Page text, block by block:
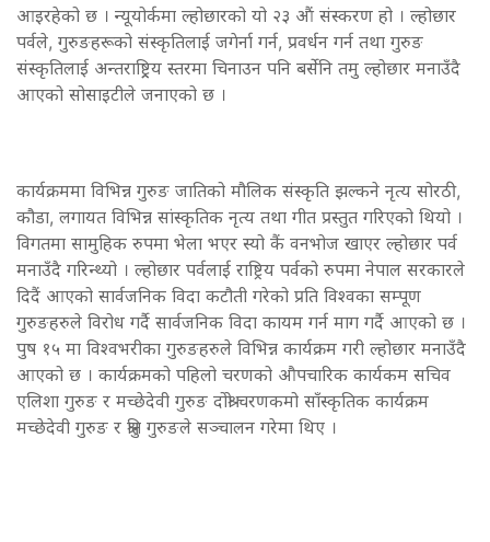
आइरहेको छ । न्यूयोर्कमा ल्होछारको यो २३ औं संस्करण हो । ल्होछार
पर्वले, गुरुङहरूको संस्कृतिलाई जगेर्ना गर्न, प्रवर्धन गर्न तथा गुरुङ
संस्कृतिलाई अन्तराष्ट्र्रिय स्तरमा चिनाउन पनि बर्सेनि तमु ल्होछार मनाउँदै
आएको सोसाइटीले जनाएको छ ।
कार्यक्रममा विभिन्न गुरुङ जातिको मौलिक संस्कृति झल्कने नृत्य सोरठी,
कौडा, लगायत विभिन्न सांस्कृतिक नृत्य तथा गीत प्रस्तुत गरिएको थियो ।
विगतमा सामुहिक रुपमा भेला भएर स्यो कैं वनभोज खाएर ल्होछार पर्व
मनाउँदै गरिन्थ्यो । ल्होछार पर्वलाई राष्ट्रिय पर्वको रुपमा नेपाल सरकारले
दिदैं आएको सार्वजनिक विदा कटौती गरेको प्रति विश्वका सम्पूण
गुरुङहरुले विरोध गर्दै सार्वजनिक विदा कायम गर्न माग गर्दै आएको छ ।
पुष १५ मा विश्वभरीका गुरुङहरुले विभिन्न कार्यक्रम गरी ल्होछार मनाउँदै
आएको छ । कार्यक्रमको पहिलो चरणको औपचारिक कार्यकम सचिव
एलिशा गुरुङ र मच्छेदेवी गुरुङ दोश्रो चरणकमो साँस्कृतिक कार्यक्रम
मच्छेदेवी गुरुङ र श्रुति गुरुङले सञ्चालन गरेमा थिए ।